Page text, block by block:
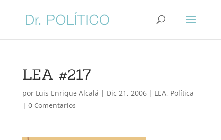
LEA #217
por Luis Enrique Alcalá | Dic 21, 2006| LEA, Política
| 0 Comentarios